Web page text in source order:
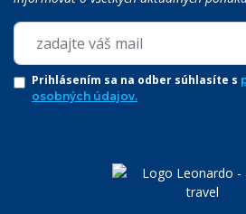
Prihlásením sa na odber súhlasíte s
osobných údajov.